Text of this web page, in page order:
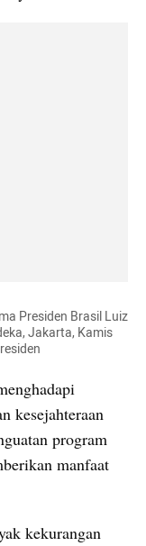
Presiden Brasil Luiz
Jakarta, Kamis
kesejahteraan
program
manfaat
kekurangan